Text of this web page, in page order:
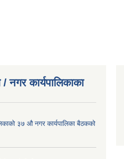
नगर कार्यपालिकाका
३७ औ नगर कार्यपालिका बैठकको